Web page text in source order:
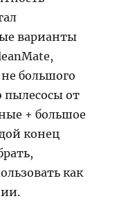
варианты
большого
пылесосы от
+ большое
конец
как